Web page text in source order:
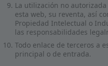
La utilización no
esta web, su reventa, así
Propiedad Intelectual o
las responsabilidades
Todo enlace de terceros a
principal o de entrada.